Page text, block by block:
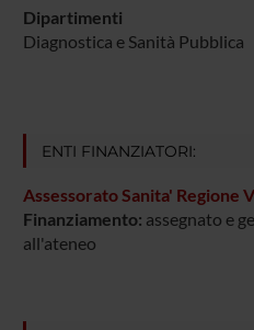
Dipartimenti
Diagnostica e Sanità Pubblica
ENTI FINANZIATORI:
Assessorato Sanita' Regione
Finanziamento: assegnato e
all'ateneo